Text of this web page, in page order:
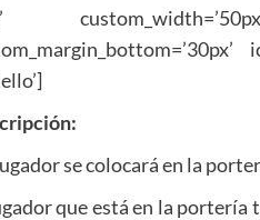
se colocará en la
que está en la portería